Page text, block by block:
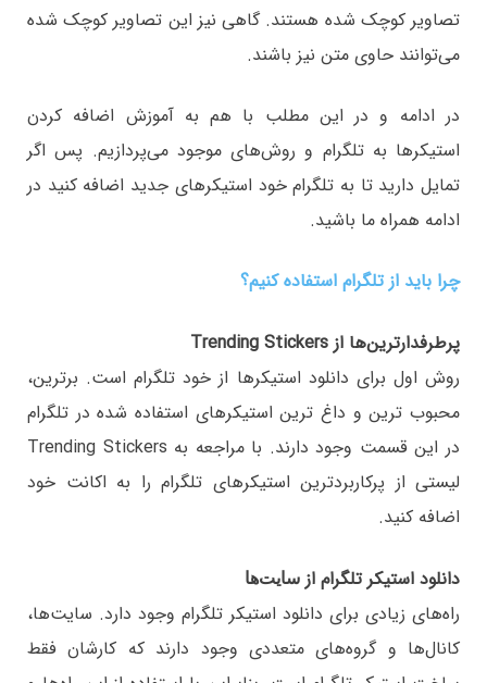
تصاویر کوچک شده هستند. گاهی نیز این تصاویر کوچک شده
می‌توانند حاوی متن نیز باشند.
در ادامه و در این مطلب با هم به آموزش اضافه کردن
استیکر‌ها به تلگرام و روش‌های موجود می‌پردازیم. پس اگر
تمایل دارید تا به تلگرام خود استیکرهای جدید اضافه کنید در
ادامه همراه ما باشید.
چرا باید از تلگرام استفاده کنیم؟
پرطرفدارترین‌ها از Trending Stickers
روش اول برای دانلود استیکرها از خود تلگرام است. برترین،
محبوب ترین و داغ ترین استیکرهای استفاده شده در تلگرام
در این قسمت وجود دارند. با مراجعه به Trending Stickers
لیستی از پرکاربردترین استیکرهای تلگرام را به اکانت خود
اضافه کنید.
دانلود استیکر تلگرام از سایت‌ها
راه‌های زیادی برای دانلود استیکر تلگرام وجود دارد. سایت‌ها،
کانال‌ها و گروه‌های متعددی وجود دارند که کارشان فقط